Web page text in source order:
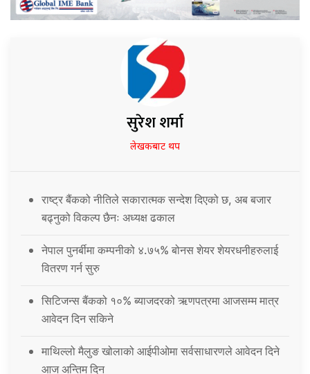
सुरेश शर्मा
लेखकबाट थप
राष्ट्र बैंकको नीतिले सकारात्मक सन्देश दिएको छ, अब बजार
बढ्नुको विकल्प छैनः अध्यक्ष ढकाल
नेपाल पुनर्बीमा कम्पनीको ४.७५% बोनस शेयर शेयरधनीहरुलाई
वितरण गर्न सुरु
सिटिजन्स बैंकको १०% ब्याजदरको ऋणपत्रमा आजसम्म मात्र
आवेदन दिन सकिने
माथिल्लो मैलुङ खोलाको आईपीओमा सर्वसाधारणले आवेदन दिने
आज अन्तिम दिन